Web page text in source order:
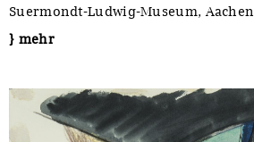
Suermondt-Ludwig-Museum, Aachen
} mehr